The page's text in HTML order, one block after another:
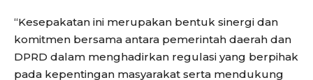
“Kesepakatan ini merupakan bentuk sinergi dan
komitmen bersama antara pemerintah daerah dan
DPRD dalam menghadirkan regulasi yang berpihak
pada kepentingan masyarakat serta mendukung